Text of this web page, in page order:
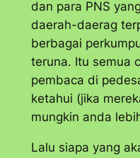
dan para PNS
daerah-daerag
berbagai
teruna. Itu semua
pembaca di
ketahui (jika
mungkin anda
Lalu siapa yang